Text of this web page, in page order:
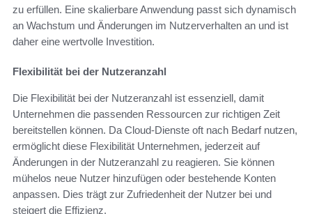
zu erfüllen. Eine skalierbare Anwendung passt sich dynamisch
an Wachstum und Änderungen im Nutzerverhalten an und ist
daher eine wertvolle Investition.
Flexibilität bei der Nutzeranzahl
Die Flexibilität bei der Nutzeranzahl ist essenziell, damit
Unternehmen die passenden Ressourcen zur richtigen Zeit
bereitstellen können. Da Cloud-Dienste oft nach Bedarf nutzen,
ermöglicht diese Flexibilität Unternehmen, jederzeit auf
Änderungen in der Nutzeranzahl zu reagieren. Sie können
mühelos neue Nutzer hinzufügen oder bestehende Konten
anpassen. Dies trägt zur Zufriedenheit der Nutzer bei und
steigert die Effizienz.